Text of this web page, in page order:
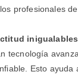
profesionales
tecnología
Esto